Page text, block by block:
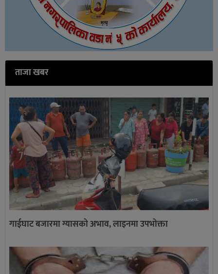
ताजा खबर
गाईघाट बजारमा ग्यासको अभाव, लाइनमा उपभोक्ता